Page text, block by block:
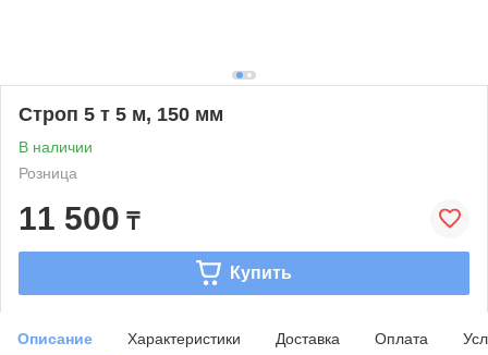
Строп 5 т 5 м, 150 мм
В наличии
Розница
11 500 ₸
Купить
Описание Характеристики Доставка Оплата